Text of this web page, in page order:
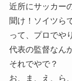
近所にサッカー
聞け！ソイツら
って、プロでや
代表の監督なん
それでやで？
お、ま、え、ら